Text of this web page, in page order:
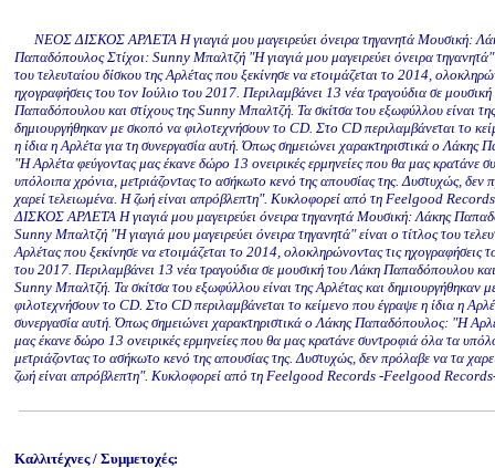
ΝΕΟΣ ΔΙΣΚΟΣ ΑΡΛΕΤΑ Η γιαγιά μου μαγειρεύει όνειρα τηγανητά Μουσική:
Παπαδόπουλος Στίχοι: Sunny Μπαλτζή "Η γιαγιά μου μαγειρεύει όνειρα τηγανητά"
του τελευταίου δίσκου της Αρλέτας που ξεκίνησε να ετοιμάζεται το 2014,
ηχογραφήσεις του τον Ιούλιο του 2017. Περιλαμβάνει 13 νέα τραγούδια σε
Παπαδόπουλου και στίχους της Sunny Μπαλτζή. Τα σκίτσα του εξωφύλλου είναι
δημιουργήθηκαν με σκοπό να φιλοτεχνήσουν το CD. Στο CD περιλαμβάνεται το
η ίδια η Αρλέτα για τη συνεργασία αυτή. Όπως σημειώνει χαρακτηριστικά ο Λάκης
"Η Αρλέτα φεύγοντας μας έκανε δώρο 13 ονειρικές ερμηνείες που θα μας κρατάνε
υπόλοιπα χρόνια, μετριάζοντας το ασήκωτο κενό της απουσίας της. Δυστυχώς, δεν
χαρεί τελειωμένα. Η ζωή είναι απρόβλεπτη". Κυκλοφορεί από τη Feelgood
ΔΙΣΚΟΣ ΑΡΛΕΤΑ Η γιαγιά μου μαγειρεύει όνειρα τηγανητά Μουσική: Λάκης
Sunny Μπαλτζή "Η γιαγιά μου μαγειρεύει όνειρα τηγανητά" είναι ο τίτλος του
Αρλέτας που ξεκίνησε να ετοιμάζεται το 2014, ολοκληρώνοντας τις ηχογραφήσεις
του 2017. Περιλαμβάνει 13 νέα τραγούδια σε μουσική του Λάκη Παπαδόπουλου και
Sunny Μπαλτζή. Τα σκίτσα του εξωφύλλου είναι της Αρλέτας και δημιουργήθηκαν
φιλοτεχνήσουν το CD. Στο CD περιλαμβάνεται το κείμενο που έγραψε η ίδια η
συνεργασία αυτή. Όπως σημειώνει χαρακτηριστικά ο Λάκης Παπαδόπουλος: "Η
μας έκανε δώρο 13 ονειρικές ερμηνείες που θα μας κρατάνε συντροφιά όλα τα
μετριάζοντας το ασήκωτο κενό της απουσίας της. Δυστυχώς, δεν πρόλαβε να τα
ζωή είναι απρόβλεπτη". Κυκλοφορεί από τη Feelgood Records -Feelgood
Καλλιτέχνες / Συμμετοχές: